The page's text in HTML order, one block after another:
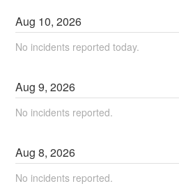
Aug 10,2026
No incidents reported today.
Aug9,2026
No incidents reported.
Aug8,2026
No incidents reported.